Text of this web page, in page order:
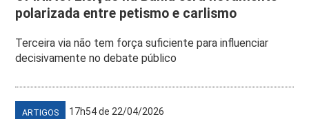
polarizada entre petismo e carlismo
Terceira via não tem força suficiente para influenciar
decisivamente no debate público
ARTIGOS 17h54 de 22/04/2026